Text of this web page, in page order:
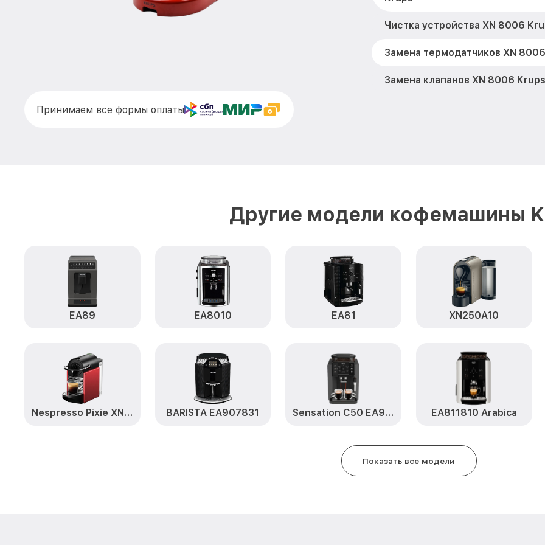
Чистка устройства XN 8006
Замена термодатчиков XN
Замена клапанов XN 8006 Krups
Замена уплотнительных колец
Ремонт гидросистемы XN 8006
Ремонт или замена
Принимаем все формы оплаты
Другие модели кофемашины
EA89 EA8010 EA81 XN250A10
Nespresso Pixie XN 3006 BARISTA EA907831 Sensation C50 EA910810 EA811810 Arabica
Показать все модели